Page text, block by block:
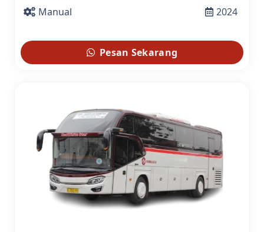
Manual
2024
Pesan Sekarang